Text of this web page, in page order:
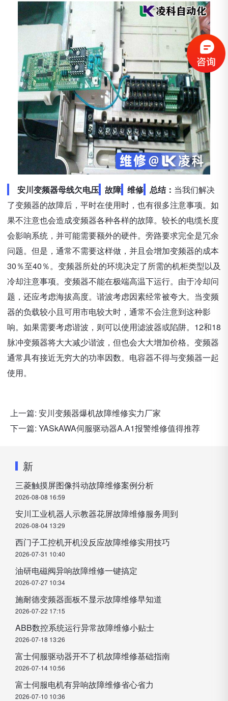
安川变频器母线欠电压 故障 维修 总结： 当我们解决
了变频器的故障后，平时在使用时，也有很多注意事项。如
果不注意也会造成变频器各种各样的故障。较长的电缆长度
会影响系统，并可能需要额外的硬件。旁路要求完全是冗余
问题。但是，通常不需要这样做，并且会增加变频器的成本
30％至40％。变频器所处的环境决定了所需的机柜类型以及
冷却注意事项。变频器不能在极端高温下运行。由于冷却问
题，还应考虑海拔高度。谐波考虑因素经常被夸大。当变频
器的负载较小且可用市电较大时，通常不会注意到这种影
响。如果需要考虑谐波，则可以使用滤波器或陷阱。12和18
脉冲变频器将大大减少谐波，但也会大大增加价格。变频器
通常具有接近无穷大的功率因数。电容器不得与变频器一起
使用。
上一篇: 安川变频器爆机故障维修实力厂家
下一篇: YASkAWA伺服驱动器A.A1报警维修值得推荐
新
三菱触摸屏图像抖动故障维修案例分析
2026-08-08 16:59
安川工业机器人示教器花屏故障维修服务周到
2026-08-04 13:29
西门子工控机开机没反应故障维修实用技巧
2026-07-31 10:40
油研电磁阀异响故障维修一键搞定
2026-07-27 10:34
施耐德变频器面板不显示故障维修早知道
2026-07-22 17:15
ABB数控系统运行异常故障维修小贴士
2026-07-18 13:26
富士伺服驱动器开不了机故障维修基础指南
2026-07-14 10:56
富士伺服电机有异响故障维修省心省力
2026-07-10 10:36